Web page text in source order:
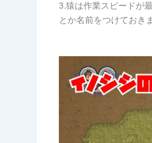
3.猿は作業スピードが
とか名前をつけておき